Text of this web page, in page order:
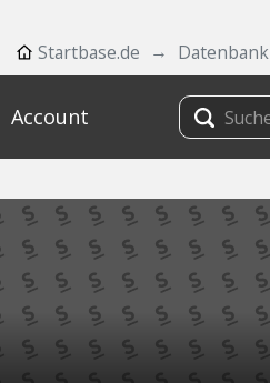
Startbase.de Datenbank
Account